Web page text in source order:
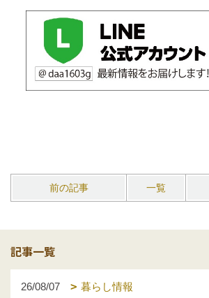
前の記事 一覧
記事一覧
26/08/07 暮らし情報